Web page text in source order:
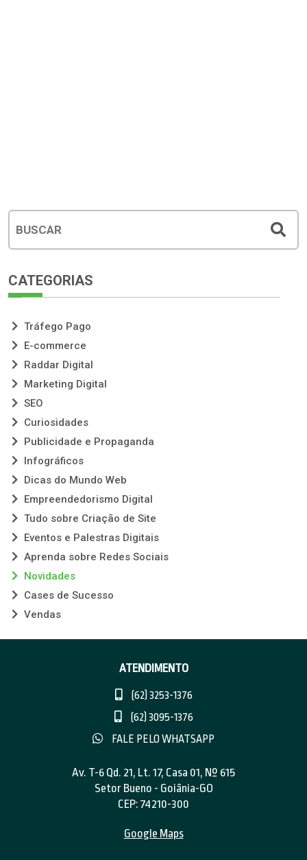
CATEGORIAS
Tráfego Pago
E-commerce
Raddar Digital
Marketing Digital
SEO
Curiosidades
Publicidade e Propaganda
Infográficos
Dicas do Mundo Web
Empreendedorismo Digital
Tudo sobre Criação de Site
Eventos e Palestras Digitais
Aprenda sobre Redes Sociais
Novidades
Cases de Sucesso
Vendas
ATENDIMENTO
(62) 3253-1376
(62) 3095-1376
FALE PELO WHATSAPP
Av. T-6 Qd. 21, Lt. 17, Casa 01, Nº 615
Setor Bueno - Goiânia-GO
CEP: 74210-300
Google Maps